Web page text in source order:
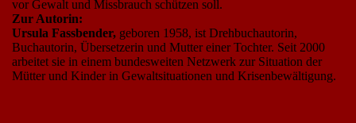
vor Gewalt und Missbrauch schützen soll.
Zur Autorin:
Ursula Fassbender, geboren 1958, ist Drehbuchautorin,
Buchautorin, Übersetzerin und Mutter einer Tochter. Seit 2000
arbeitet sie in einem bundesweiten Netzwerk zur Situation der
Mütter und Kinder in Gewaltsituationen und Krisenbewältigung.